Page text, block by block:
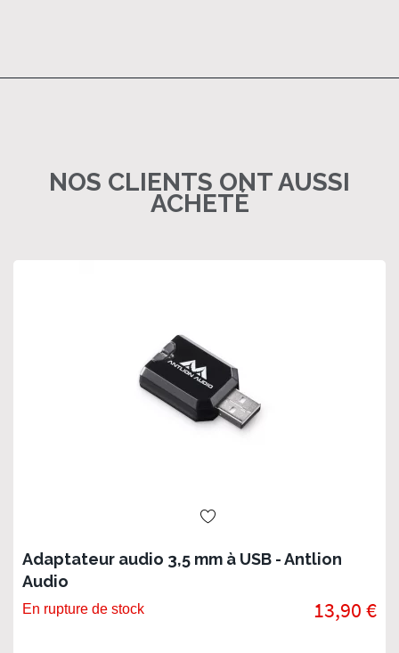
NOS CLIENTS ONT AUSSI
ACHETÉ
Adaptateur audio 3,5 mm à USB - Antlion
Audio
En rupture de stock 13,90 €